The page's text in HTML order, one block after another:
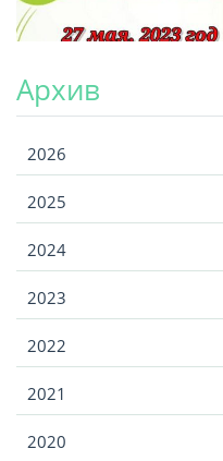
Архив
2026
2025
2024
2023
2022
2021
2020